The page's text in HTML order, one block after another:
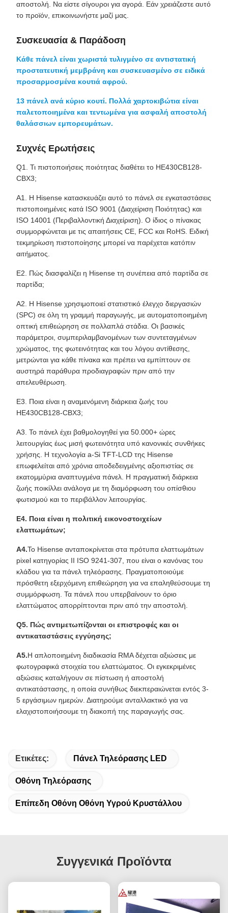
αποστολή. Να είστε σίγουροι για αγορά. Εάν χρειάζεστε αυτό
το προϊόν, επικοινωνήστε μαζί μας.
Συσκευασία & Παράδοση
Κάθε πάνελ είναι χωριστά τυλιγμένο σε αντιστατική
προστατευτική μεμβράνη και συσκευασμένο σε ειδικά
προσαρμοσμένα κουτιά αφρού.
13 πάνελ ανά κύριο κουτί. Πολλά χαρτοκιβώτια είναι
παλετοποιημένα και τεντωμένα για ασφαλή αποστολή
θαλάσσιων εμπορευμάτων.
Συχνές Ερωτήσεις
Q1. Τι πιστοποιήσεις ποιότητας διαθέτει το HE430CB128-
CBX3;
Α1. Η Hisense κατασκευάζει αυτό το πάνελ σε εγκαταστάσεις
πιστοποιημένες κατά ISO 9001 (Διαχείριση Ποιότητας) και
ISO 14001 (Περιβαλλοντική Διαχείριση). Ο ίδιος ο πίνακας
συμμορφώνεται με τις απαιτήσεις CE, FCC και RoHS. Ειδική
τεκμηρίωση πιστοποίησης μπορεί να παρέχεται κατόπιν
αιτήματος.
Ε2. Πώς διασφαλίζει η Hisense τη συνέπεια από παρτίδα σε
παρτίδα;
Α2. Η Hisense χρησιμοποιεί στατιστικό έλεγχο διεργασιών
(SPC) σε όλη τη γραμμή παραγωγής, με αυτοματοποιημένη
οπτική επιθεώρηση σε πολλαπλά στάδια. Οι βασικές
παράμετροι, συμπεριλαμβανομένων των συντεταγμένων
χρώματος, της φωτεινότητας και του λόγου αντίθεσης,
μετρώνται για κάθε πίνακα και πρέπει να εμπίπτουν σε
αυστηρά παράθυρα προδιαγραφών πριν από την
απελευθέρωση.
Ε3. Ποια είναι η αναμενόμενη διάρκεια ζωής του
HE430CB128-CBX3;
Α3. Το πάνελ έχει βαθμολογηθεί για 50.000+ ώρες
λειτουργίας έως μισή φωτεινότητα υπό κανονικές συνθήκες
χρήσης. Η τεχνολογία a-Si TFT-LCD της Hisense
επωφελείται από χρόνια αποδεδειγμένης αξιοπιστίας σε
εκατομμύρια αναπτυγμένα πάνελ. Η πραγματική διάρκεια
ζωής ποικίλλει ανάλογα με τη διαμόρφωση του οπίσθιου
φωτισμού και το περιβάλλον λειτουργίας.
Ε4. Ποια είναι η πολιτική εικονοστοιχείων
ελαττωμάτων;
Α4.Το Hisense ανταποκρίνεται στα πρότυπα ελαττωμάτων
pixel κατηγορίας ΙΙ ISO 9241-307, που είναι ο κανόνας του
κλάδου για τα πάνελ τηλεόρασης. Πραγματοποιούμε
πρόσθετη εξερχόμενη επιθεώρηση για να επαληθεύσουμε τη
συμμόρφωση. Τα πάνελ που υπερβαίνουν το όριο
ελαττώματος απορρίπτονται πριν από την αποστολή.
Q5. Πώς αντιμετωπίζονται οι επιστροφές και οι
αντικαταστάσεις εγγύησης;
Α5.Η απλοποιημένη διαδικασία RMA δέχεται αξιώσεις με
φωτογραφικά στοιχεία του ελαττώματος. Οι εγκεκριμένες
αξιώσεις καταλήγουν σε πίστωση ή αποστολή
αντικατάστασης, η οποία συνήθως διεκπεραιώνεται εντός 3-
5 εργάσιμων ημερών. Διατηρούμε ανταλλακτικό για να
ελαχιστοποιήσουμε τη διακοπή της παραγωγής σας.
Ετικέτες: Πάνελ Τηλεόρασης LED
Οθόνη Τηλεόρασης
Επίπεδη Οθόνη Οθόνη Υγρού Κρυστάλλου
Συγγενικά Προϊόντα